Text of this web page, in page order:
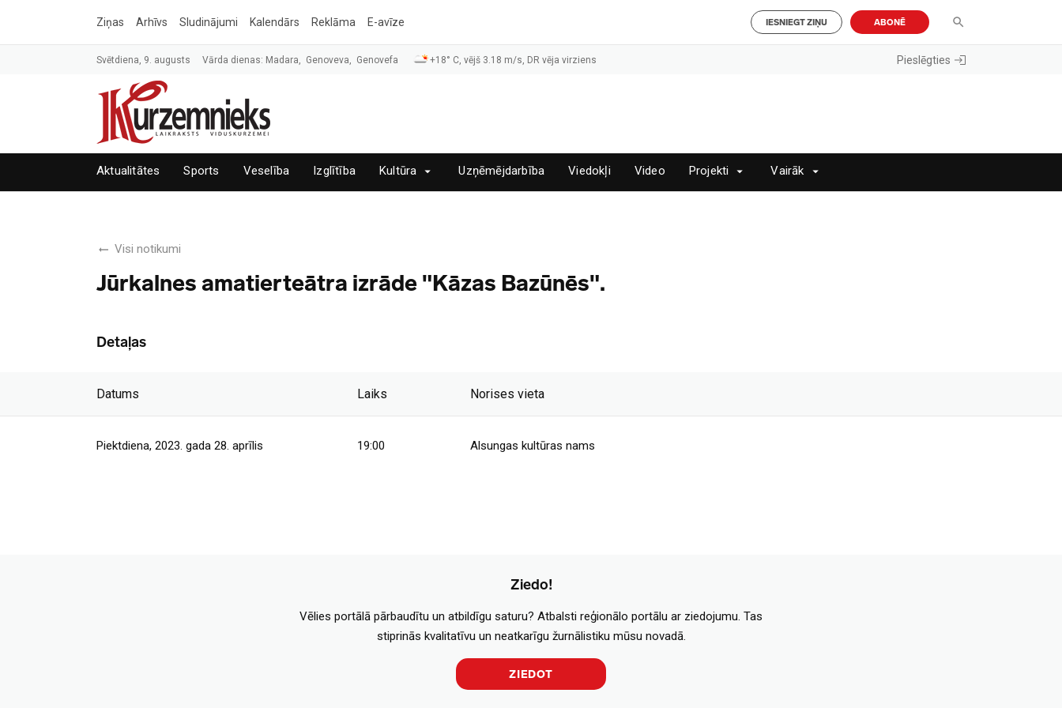
Ziņas Arhīvs Sludinājumi Kalendārs Reklāma E-avīze IESNIEGT ZIŅU ABONĒ
Svētdiena, 9. augusts Vārda dienas: Madara, Genoveva, Genovefa +18° C, vējš 3.18 m/s, DR vēja virziens Pieslēgties
Aktualitātes Sports Veselība Izglītība Kultūra Uzņēmējdarbība Viedokļi Video Projekti Vairāk
Visi notikumi
Jūrkalnes amatierteātra izrāde "Kāzas Bazūnēs".
Detaļas
Datums Laiks Norises vieta
Piektdiena, 2023. gada 28. aprīlis 19:00 Alsungas kultūras nams
Ziedo!
Vēlies portālā pārbaudītu un atbildīgu saturu? Atbalsti reģionālo portālu ar ziedojumu. Tas
stiprinās kvalitatīvu un neatkarīgu žurnālistiku mūsu novadā.
ZIEDOT